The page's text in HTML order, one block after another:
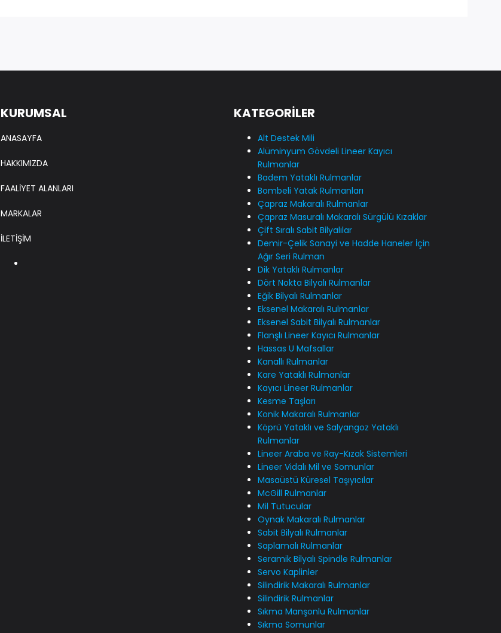
KURUMSAL
ANASAYFA
HAKKIMIZDA
FAALİYET ALANLARI
MARKALAR
İLETİŞİM
KATEGORİLER
Alt Destek Mili
Alüminyum Gövdeli Lineer Kayıcı
Rulmanlar
Badem Yataklı Rulmanlar
Bombeli Yatak Rulmanları
Çapraz Makaralı Rulmanlar
Çapraz Masuralı Makaralı Sürgülü Kızaklar
Çift Sıralı Sabit Bilyalılar
Demir-Çelik Sanayi ve Hadde Haneler İçin
Ağır Seri Rulman
Dik Yataklı Rulmanlar
Dört Nokta Bilyalı Rulmanlar
Eğik Bilyalı Rulmanlar
Eksenel Makaralı Rulmanlar
Eksenel Sabit Bilyalı Rulmanlar
Flanşlı Lineer Kayıcı Rulmanlar
Hassas U Mafsallar
Kanallı Rulmanlar
Kare Yataklı Rulmanlar
Kayıcı Lineer Rulmanlar
Kesme Taşları
Konik Makaralı Rulmanlar
Köprü Yataklı ve Salyangoz Yataklı
Rulmanlar
Lineer Araba ve Ray-Kızak Sistemleri
Lineer Vidalı Mil ve Somunlar
Masaüstü Küresel Taşıyıcılar
McGill Rulmanlar
Mil Tutucular
Oynak Makaralı Rulmanlar
Sabit Bilyalı Rulmanlar
Saplamalı Rulmanlar
Seramik Bilyalı Spindle Rulmanlar
Servo Kaplinler
Silindirik Makaralı Rulmanlar
Silindirik Rulmanlar
Sıkma Manşonlu Rulmanlar
Sıkma Somunlar